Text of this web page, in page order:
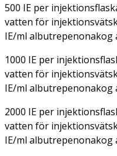
500 IE per
vatten för
IE/ml albutrepenonakog
1000 IE per
vatten för
IE/ml albutrepenonakog
2000 IE per
vatten för
IE/ml albutrepenonakog